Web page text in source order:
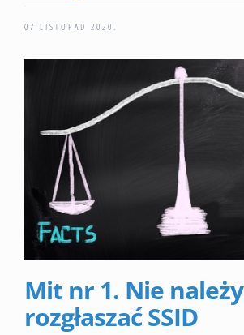
07 LISTOPAD 2020 .
Mit nr 1. Nie należy
rozgłaszać SSID